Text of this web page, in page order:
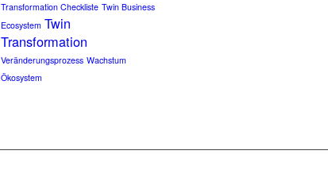
Transformation Checkliste Twin Business
Ecosystem Twin
Transformation
Veränderungsprozess Wachstum
Ökosystem